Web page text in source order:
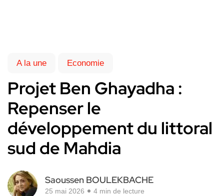
A la une Economie
Projet Ben Ghayadha :
Repenser le
développement du littoral
sud de Mahdia
Saoussen BOULEKBACHE
25 mai 2026 4 min de lecture